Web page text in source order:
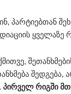
პარტიებთან
შედგება,
პირველ რიგში